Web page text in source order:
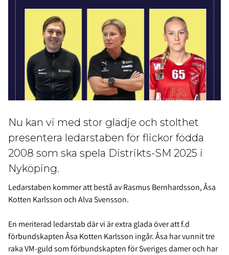
Nu kan vi med stor glädje och stolthet
presentera ledarstaben för flickor födda
2008 som ska spela Distrikts-SM 2025 i
Nyköping.
Ledarstaben kommer att bestå av Rasmus Bernhardsson, Åsa
Kotten Karlsson och Alva Svensson.
En meriterad ledarstab där vi är extra glada över att f.d
förbundskapten Åsa Kotten Karlsson ingår. Åsa har vunnit tre
raka VM-guld som förbundskapten för Sveriges damer och har